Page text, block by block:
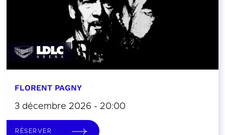
FLORENT PAGNY
3 décembre 2026 - 20:00
RÉSERVER